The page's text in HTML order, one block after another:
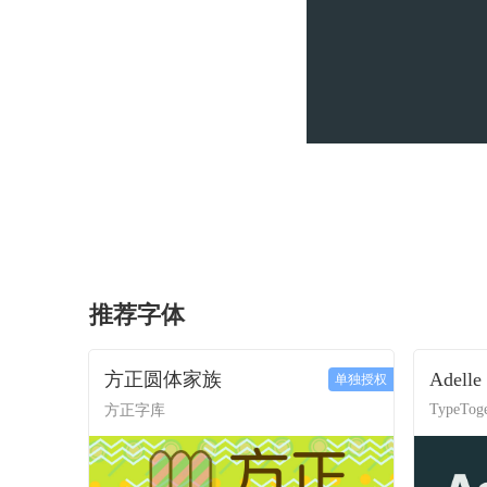
推荐字体
方正圆体家族
方正字库
单独授权 Adelle